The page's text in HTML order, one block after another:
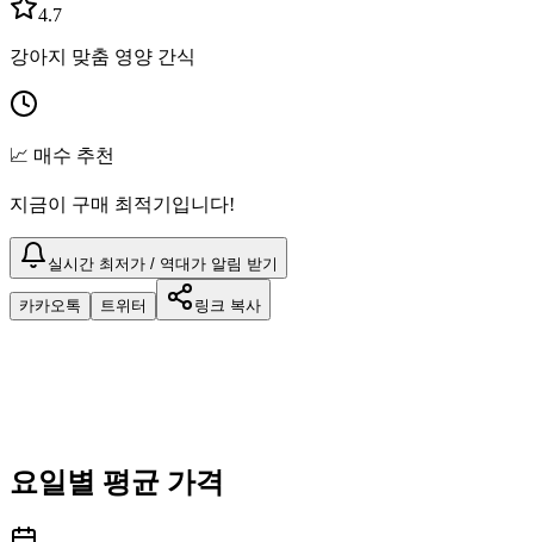
4.7
강아지 맞춤 영양 간식
📈 매수 추천
지금이 구매 최적기입니다!
실시간 최저가 / 역대가 알림 받기
카카오톡 트위터 링크 복사
요일별 평균 가격